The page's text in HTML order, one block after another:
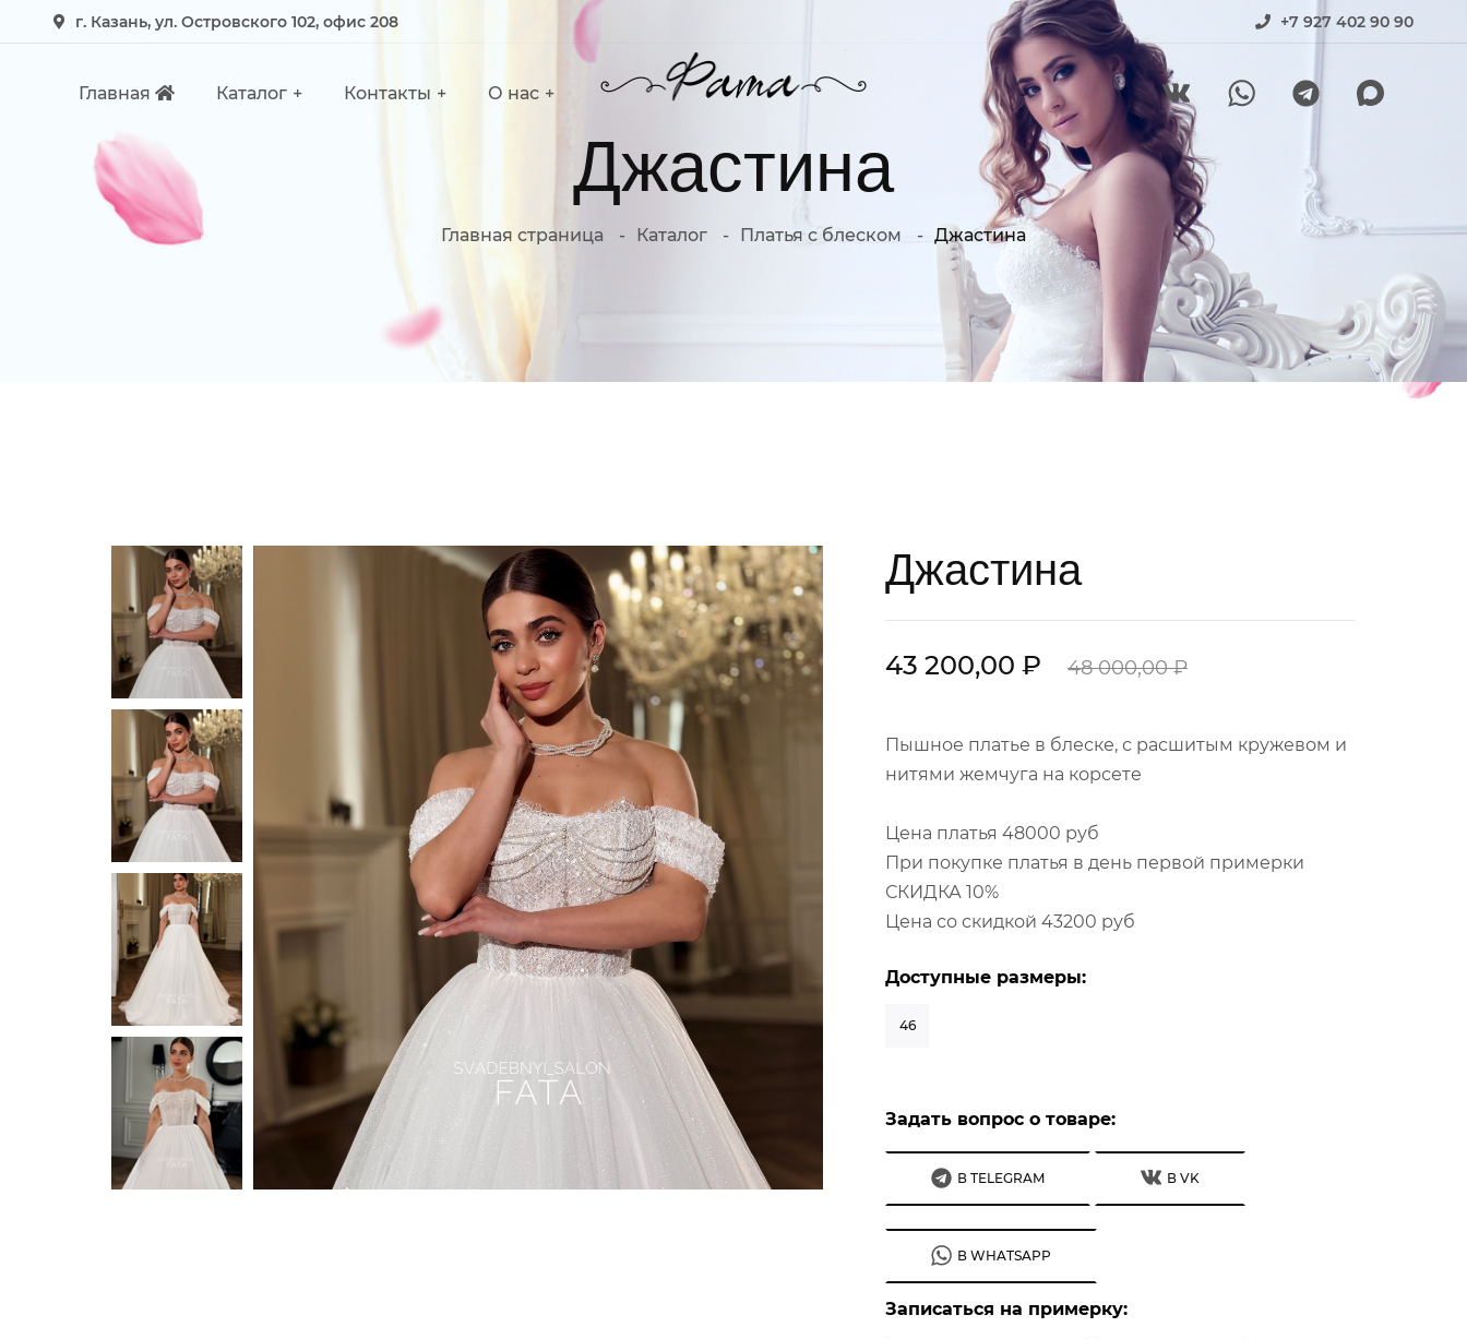
г. Казань, ул. Островского 102, офис 208 +7 927 402 90 90
Главная Каталог Контакты О нас
Джастина
Главная страница Каталог Платья с блеском Джастина
Джастина
43 200,00 ₽ 48 000,00 ₽
Пышное платье в блеске, с расшитым кружевом и
нитями жемчуга на корсете
Цена платья 48000 руб
При покупке платья в день первой примерки
СКИДКА 10%
Цена со скидкой 43200 руб
Доступные размеры:
46
Задать вопрос о товаре:
В TELEGRAM В VK
В WHATSAPP
Записаться на примерку: